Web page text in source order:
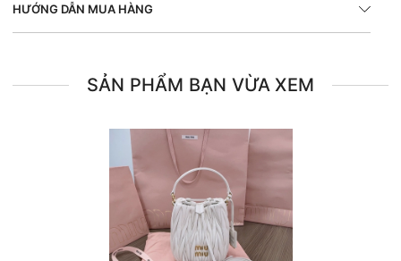
HƯỚNG DẪN MUA HÀNG
SẢN PHẨM BẠN VỪA XEM